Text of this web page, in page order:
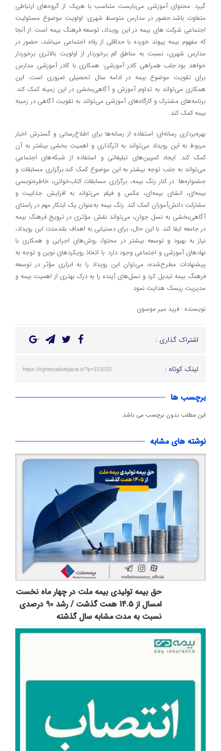
گیرد. محتوای آموزشی می‌بایست متناسب با هریک از گروه‌های ارتباطی
متفاوت باشد.حضور در مدارس متوسط شهری: اولویت موضوع مسئولیت
اجتماعی شرکت های بیمه در این رویداد، توسعه فرهنگ بیمه است. از آنجا
که مفهوم بیمه پیوند خورده با حداقلی از رفاه اجتماعی می‎باشد، حضور در
مدارس شهری، نسبت به مناطق کم برخوردار از اولویت بالاتری برخوردار
خواهد بود.جلب همراهی کادر آموزشی: همکاری با کادر آموزشی مدارس
برای تقویت موضوع بیمه در ادامه سال تحصیلی ضروری است. این
همکاری می‌تواند به تداوم آموزش و آگاهی‌بخشی در این زمینه کمک کند.
برنامه‌های مشترک و کارگاه‌های آموزشی می‌تواند به تقویت آگاهی در زمینه
بیمه کمک کند.
بهره‌برداری رسانه‌ای: استفاده از رسانه‌ها برای اطلاع‌رسانی و گسترش اخبار
مربوط به این رویداد می‌تواند به اثرگذاری و اهمیت بخشی بیشتر به آن
کمک کند. ایجاد کمپین‌های تبلیغاتی و استفاده از شبکه‌های اجتماعی
می‌تواند به جلب توجه بیشتر به این موضوع کمک کند.برگزاری مسابقات و
جشنواره‌ها: در کنار زنگ بیمه، برگزاری مسابقات کتاب‌خوانی، خاطره‌نویسی
بیمه‌ای، انشای بیمه‌ای، عکس و فیلم می‌تواند به افزایش جذابیت و
مشارکت دانش‌آموزان کمک کند. زنگ بیمه به‌عنوان یک ابتکار مهم در راستای
آگاهی‌بخشی به نسل جوان، می‌تواند نقش مؤثری در ترویج فرهنگ بیمه
در جامعه ایفا کند. با این حال، برای دستیابی به اهداف بلندمدت این رویداد،
نیاز به بهبود و توسعه بیشتر در محتوا، روش‌های اجرایی و همکاری با
نهادهای آموزشی و اجتماعی وجود دارد. با اتخاذ رویکردهای نوین و توجه به
پیشنهادات مطرح‌شده، می‌توان این رویداد را به ابزاری مؤثر در توسعه
فرهنگ بیمه تبدیل کرد و نسل‌های آینده را به درک بهتری از اهمیت بیمه و
مدیریت ریسک هدایت نمود.
نویسنده : فرید میر موسوی
اشتراک گذاری :
لینک کوتاه : https://eghtesadotejarat.ir/?p=151025
برچسب ها
این مطلب بدون برچسب می باشد.
نوشته های مشابه
حق بیمه تولیدی بیمه ملت در چهار ماه نخست
امسال از 14.5 همت گذشت / رشد 90 درصدی
نسبت به مدت مشابه سال گذشته